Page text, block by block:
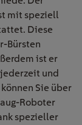
mit speziell
Diese
Bürsten
ist er
und
Sie über
Roboter
spezieller